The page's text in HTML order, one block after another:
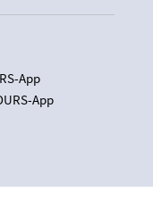
App
App